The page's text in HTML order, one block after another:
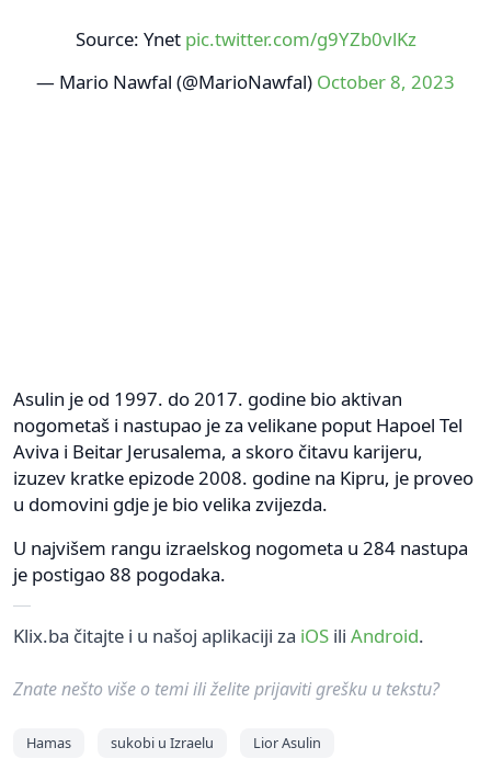
Source: Ynet pic.twitter.com/g9YZb0vlKz
— Mario Nawfal (@MarioNawfal) October 8, 2023
Asulin je od 1997. do 2017. godine bio aktivan
nogometaš i nastupao je za velikane poput Hapoel Tel
Aviva i Beitar Jerusalema, a skoro čitavu karijeru,
izuzev kratke epizode 2008. godine na Kipru, je proveo
u domovini gdje je bio velika zvijezda.
U najvišem rangu izraelskog nogometa u 284 nastupa
je postigao 88 pogodaka.
Klix.ba čitajte i u našoj aplikaciji za iOS ili Android.
Znate nešto više o temi ili želite prijaviti grešku u tekstu?
Hamas sukobi u Izraelu Lior Asulin